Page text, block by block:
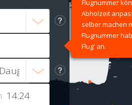
Flugnummer
Abholzeit
selber machen
Flugnummer
Flug' an.